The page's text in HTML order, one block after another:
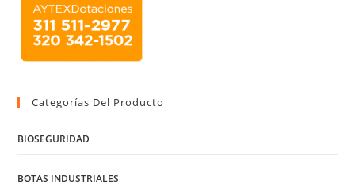
Categorías Del Producto
BIOSEGURIDAD
BOTAS INDUSTRIALES